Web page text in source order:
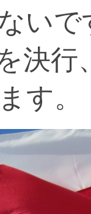
い
決行
す。